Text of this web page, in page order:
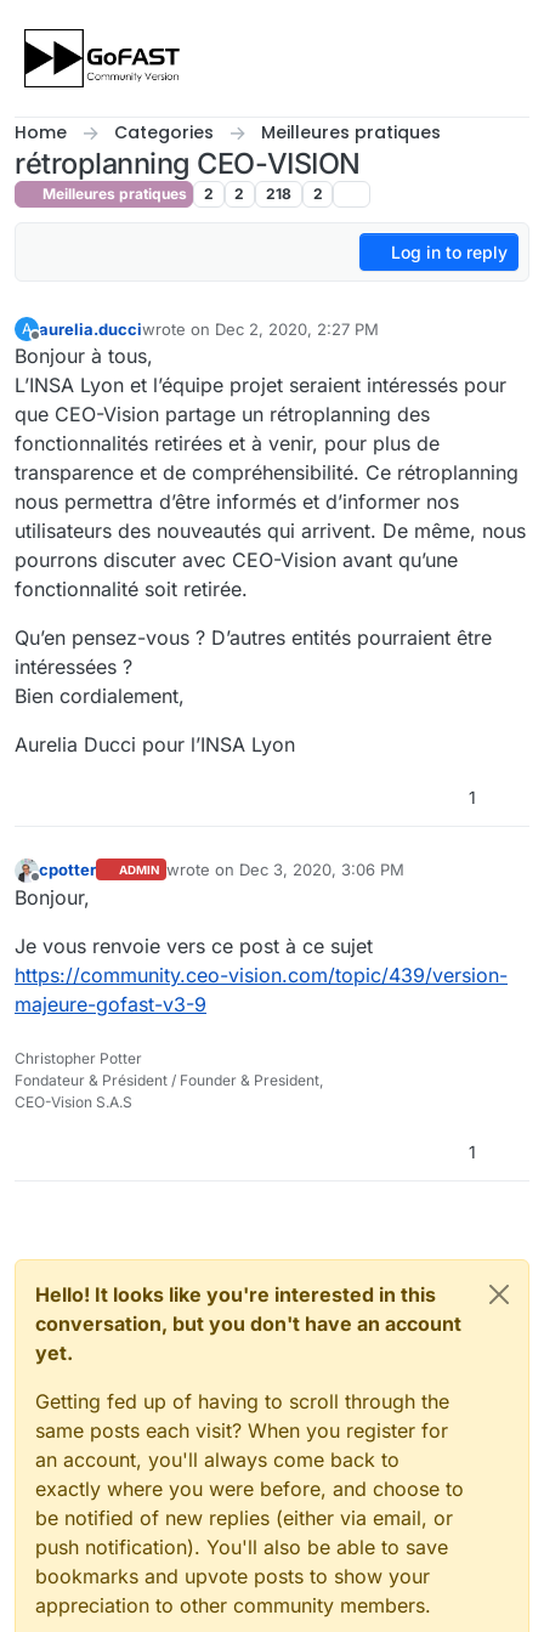
Home Categories Meilleures pratiques
rétroplanning CEO-VISION
Meilleures pratiques 2 2 218 2
Log in to reply
A
Offline
aurelia.ducciwrote on Dec 2, 2020, 2:27 PM
last edited by
Bonjour à tous,
L’INSA Lyon et l’équipe projet seraient intéressés pour
que CEO-Vision partage un rétroplanning des
fonctionnalités retirées et à venir, pour plus de
transparence et de compréhensibilité. Ce rétroplanning
nous permettra d’être informés et d’informer nos
utilisateurs des nouveautés qui arrivent. De même, nous
pourrons discuter avec CEO-Vision avant qu’une
fonctionnalité soit retirée.
Qu’en pensez-vous ? D’autres entités pourraient être
intéressées ?
Bien cordialement,
Aurelia Ducci pour l’INSA Lyon
1
Offline
cpotter ADMIN wrote on Dec 3, 2020, 3:06 PM
last edited by
Bonjour,
Je vous renvoie vers ce post à ce sujet
https://community.ceo-vision.com/topic/439/version-
majeure-gofast-v3-9
Christopher Potter
Fondateur & Président / Founder & President,
CEO-Vision S.A.S
1
Hello! It looks like you're interested in this
conversation, but you don't have an account
yet.
Getting fed up of having to scroll through the
same posts each visit? When you register for
an account, you'll always come back to
exactly where you were before, and choose to
be notified of new replies (either via email, or
push notification). You'll also be able to save
bookmarks and upvote posts to show your
appreciation to other community members.